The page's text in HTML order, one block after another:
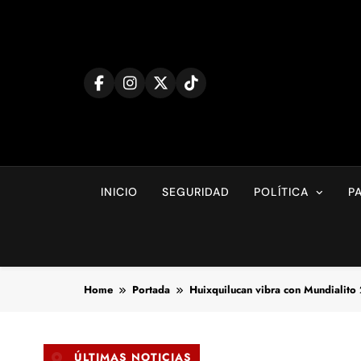
INICIO SEGURIDAD POLÍTICA
Home Portada Huixquilucan vibra con
ÚLTIMAS NOTICIAS